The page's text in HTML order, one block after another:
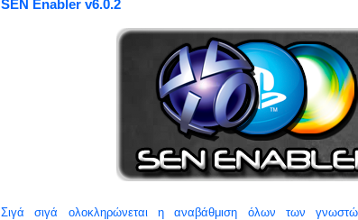
SEN Enabler v6.0.2
Σιγά σιγά ολοκληρώνεται η αναβάθμιση όλων των